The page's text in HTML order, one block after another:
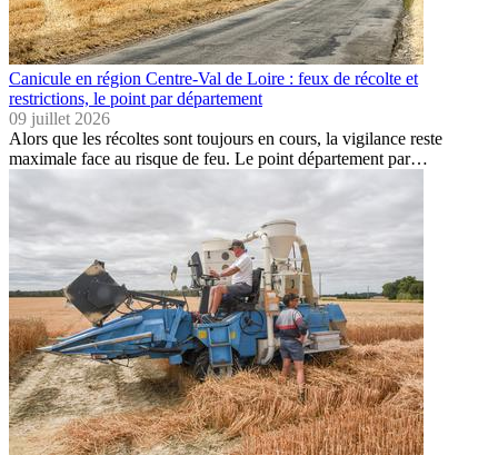
Canicule en région Centre-Val de Loire : feux de récolte et
restrictions, le point par département
09 juillet 2026
Alors que les récoltes sont toujours en cours, la vigilance reste
maximale face au risque de feu. Le point département par…